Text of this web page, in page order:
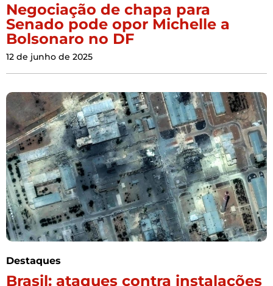
Negociação de chapa para
Senado pode opor Michelle a
Bolsonaro no DF
12 de junho de 2025
Destaques
Brasil: ataques contra instalações